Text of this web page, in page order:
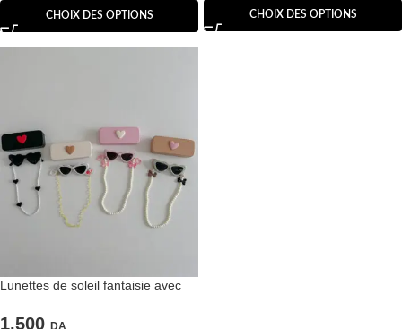
CHOIX DES OPTIONS CHOIX DES OPTIONS
Lunettes de soleil fantaisie avec
motifs – Enfants
1,500 DA